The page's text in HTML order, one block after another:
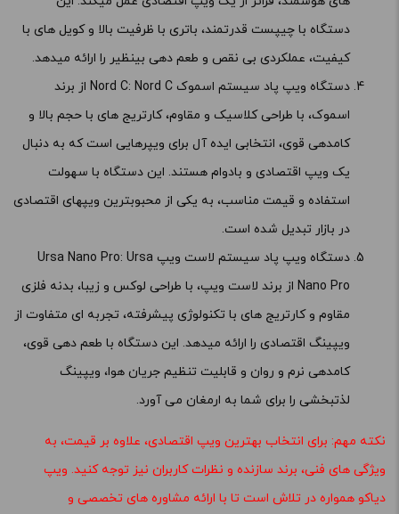
دستگاه با چیپست قدرتمند، باتری با ظرفیت بالا و کویل های با
کیفیت، عملکردی بی نقص و طعم دهی بینظیر را ارائه میدهد.
دستگاه ویپ پاد سیستم اسموک
Nord C: Nord C از برند
اسموک، با طراحی کلاسیک و مقاوم، کارتریج های با حجم بالا و
کامدهی قوی، انتخابی ایده آل برای ویپرهایی است که به دنبال
یک ویپ اقتصادی و بادوام هستند. این دستگاه با سهولت
استفاده و قیمت مناسب، به یکی از محبوبترین ویپهای اقتصادی
در بازار تبدیل شده است.
دستگاه ویپ پاد سیستم لاست ویپ Ursa Nano Pro: Ursa
Nano Pro از برند لاست ویپ، با طراحی لوکس و زیبا، بدنه فلزی
مقاوم و کارتریج های با تکنولوژی پیشرفته، تجربه ای متفاوت از
ویپینگ اقتصادی را ارائه میدهد. این دستگاه با طعم دهی قوی،
کامدهی نرم و روان و قابلیت تنظیم جریان هوا، ویپینگ
لذتبخشی را برای شما به ارمغان می آورد.
نکته مهم: برای انتخاب بهترین ویپ اقتصادی، علاوه بر قیمت، به
ویژگی های فنی، برند سازنده و نظرات کاربران نیز توجه کنید. ویپ
دیاکو همواره در تلاش است تا با ارائه مشاوره های تخصصی و